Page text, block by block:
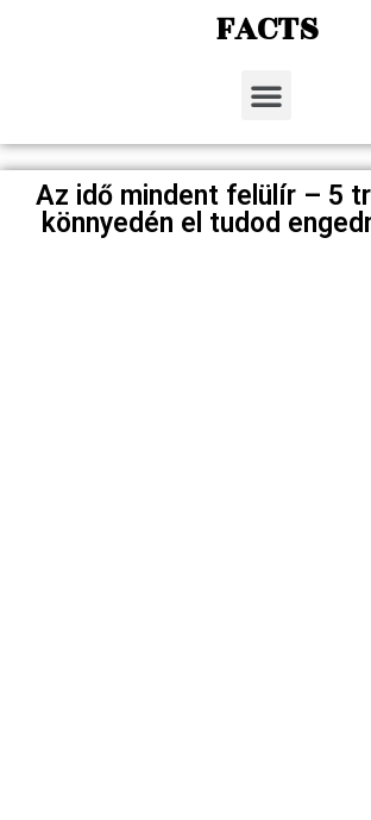
FACTS
Az idő mindent felülír – 5
könnyedén el tudod